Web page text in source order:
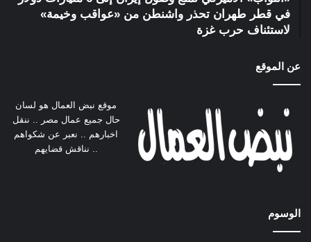
في قطر طهران تحذر واشنطن من «عواقب وخيمة»
لاستئناف حرب غزة
عن الموقع
موقع نبض العمال هو لسان
حال جميع عمال مصر .. ننقل
اخبارهم .. نعبر عن شكواهم
.. نناقش قضايهم
الوسوم